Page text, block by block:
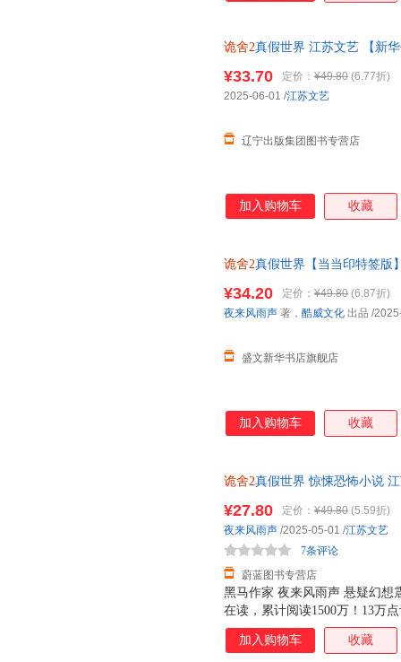
诡舍2真假世界 江苏文艺 【新
¥33.70 定价： ¥49.80 (6.77折)
辽宁出版集团图书专营店
2025-06-01 /江苏文艺
加入购物车 收藏
诡舍2真假世界【当当印特签版
¥34.20 定价： ¥49.80 (6.87折)
盛文新华书店旗舰店
夜来风雨声 著， 酷威文化 出品 /
加入购物车 收藏
诡舍2真假世界 惊悚恐怖小说
黑马作家 夜来风雨声 悬疑幻想
在读，累计阅读1500万！13万
计播放量1亿，获赞500万！ 悬
现，虚实真假，皆由我定！ 人
¥27.80 定价： ¥49.80 (5.59折)
蔚蓝图书专营店
7条评论
夜来风雨声 /2025-05-01 /江苏文艺
加入购物车 收藏